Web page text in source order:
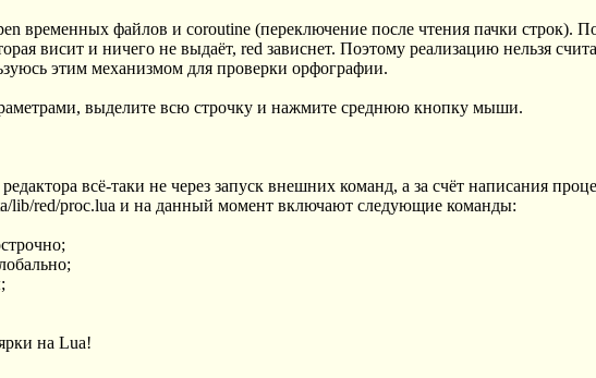
временных файлов и coroutine (переключение после чтения пачки строк).
висит и ничего не выдаёт, red зависнет. Поэтому реализацию нельзя
этим механизмом для проверки орфографии.
выделите всю строчку и нажмите среднюю кнопку мыши.
всё-таки не через запуск внешних команд, а за счёт написания
lib/red/proc.lua и на данный момент включают следующие команды:
на Lua!